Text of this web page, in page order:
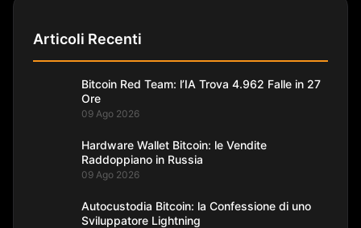
Articoli Recenti
Bitcoin Red Team: l’IA Trova 4.962 Falle in 27
Ore
09 Ago 2026
Hardware Wallet Bitcoin: le Vendite
Raddoppiano in Russia
09 Ago 2026
Autocustodia Bitcoin: la Confessione di uno
Sviluppatore Lightning